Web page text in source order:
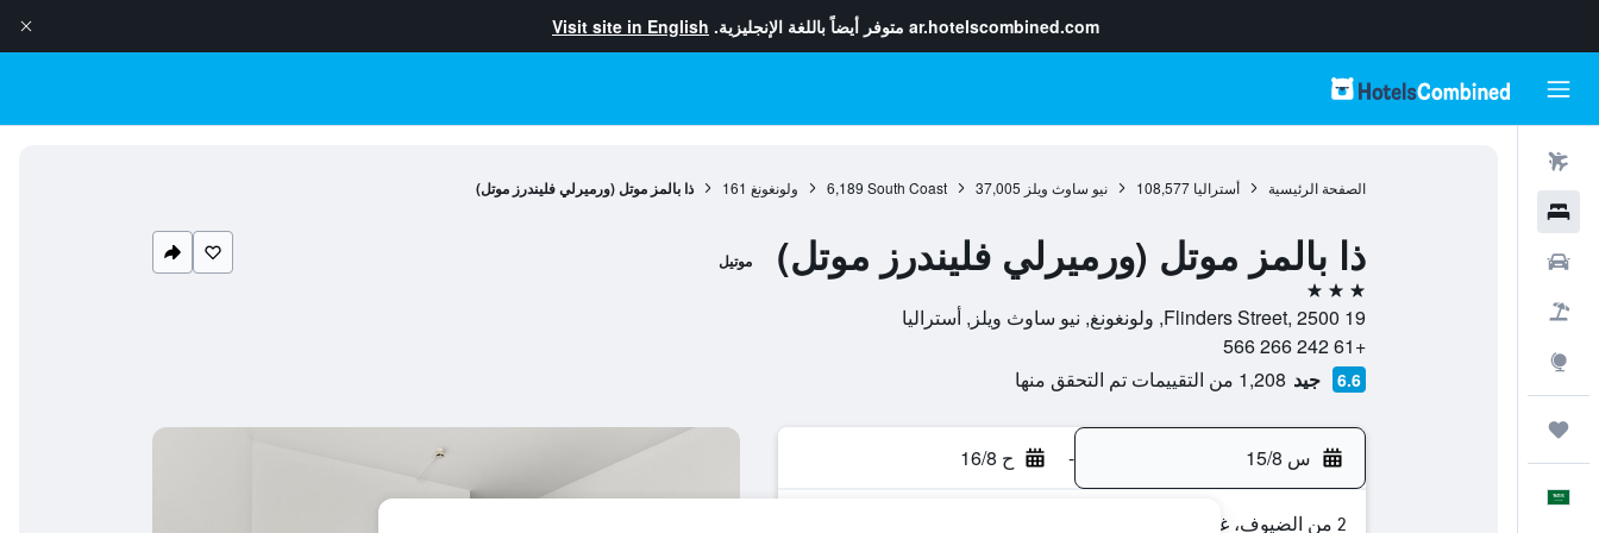
ar.hotelscombined.com متوفر أيضاً باللغة الإنجليزية. Visit site in English
الصفحة الرئيسية أستراليا 108,577 نيو ساوث ويلز 37,005
South Coast
6,189 ولونغونغ 161 ذا بالمز موتل (ورميرلي فليندرز موتل)
ذا بالمز موتل (ورميرلي فليندرز موتل) موتيل
3 نجوم
19 Flinders Street, 2500, ولونغونغ, نيو ساوث ويلز, أستراليا
+61 242 266 566
6.6 جيد 1,208 من التقييمات تم التحقق منها
س 15/8 - ح 16/8
2 من الضيوف، غرفة واحدة